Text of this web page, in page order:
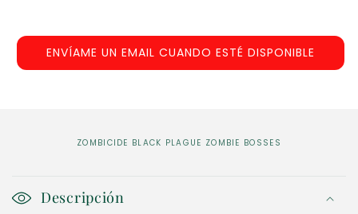
ENVÍAME UN EMAIL CUANDO ESTÉ DISPONIBLE
ZOMBICIDE BLACK PLAGUE ZOMBIE BOSSES
o
Descripción